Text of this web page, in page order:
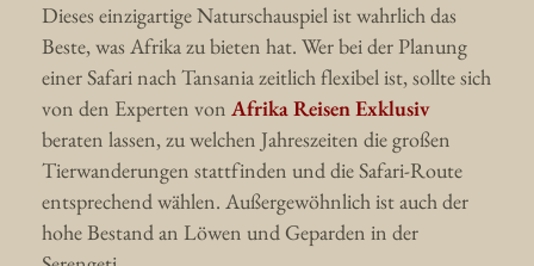
Dieses einzigartige Naturschauspiel ist wahrlich das
Beste, was Afrika zu bieten hat. Wer bei der Planung
einer Safari nach Tansania zeitlich flexibel ist, sollte sich
von den Experten von Afrika Reisen Exklusiv
beraten lassen, zu welchen Jahreszeiten die großen
Tierwanderungen stattfinden und die Safari-Route
entsprechend wählen. Außergewöhnlich ist auch der
hohe Bestand an Löwen und Geparden in der